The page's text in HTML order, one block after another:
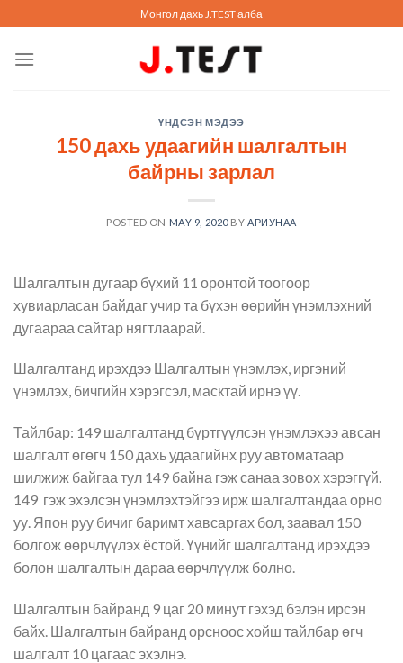
to
content
Монгол дахь J.TEST алба
ҮНДСЭН МЭДЭЭ
150 дахь удаагийн шалгалтын
байрны зарлал
POSTED ON MAY 9, 2020BY АРИУНАА
Шалгалтын дугаар бүхий 11 оронтой тоогоор
хувиарласан байдаг учир та бүхэн өөрийн үнэмлэхний
дугаараа сайтар нягтлаарай.
Шалгалтанд ирэхдээ Шалгалтын үнэмлэх, иргэний
үнэмлэх, бичгийн хэрэгсэл, масктай ирнэ үү.
Тайлбар: 149 шалгалтанд бүртгүүлсэн үнэмлэхээ авсан
шалгалт өгөгч 150 дахь удаагийнх руу автоматаар
шилжиж байгаа тул 149 байна гэж санаа зовох хэрэггүй.
149 гэж эхэлсэн үнэмлэхтэйгээ ирж шалгалтандаа орно
уу. Япон руу бичиг баримт хавсаргах бол, заавал 150
болгож өөрчлүүлэх ёстой. Үүнийг шалгалтанд ирэхдээ
болон шалгалтын дараа өөрчлүүлж болно.
Шалгалтын байранд 9 цаг 20 минут гэхэд бэлэн ирсэн
байх. Шалгалтын байранд орсноос хойш тайлбар өгч
шалгалт 10 цагаас эхэлнэ.